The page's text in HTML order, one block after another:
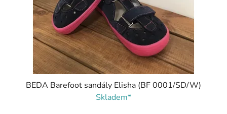
BEDA Barefoot sandály Elisha (BF 0001/SD/W)
Skladem*